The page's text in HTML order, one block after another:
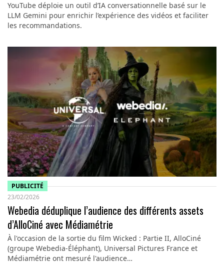
YouTube déploie un outil d’IA conversationnelle basé sur le
LLM Gemini pour enrichir l’expérience des vidéos et faciliter
les recommandations.
PUBLICITÉ
23/02/2026
Webedia déduplique l’audience des différents assets
d’AlloCiné avec Médiamétrie
À l'occasion de la sortie du film Wicked : Partie II, AlloCiné
(groupe Webedia-Éléphant), Universal Pictures France et
Médiamétrie ont mesuré l'audience…